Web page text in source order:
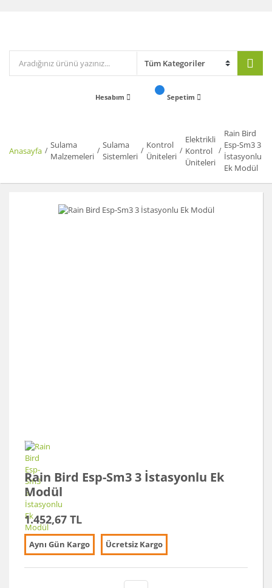
Hesabım Sepetim
Anasayfa
Sulama
Malzemeleri
Sulama
Sistemleri
Kontrol
Üniteleri
Elektrikli
Kontrol
Üniteleri
Rain Bird
Esp-Sm3 3
İstasyonlu
Ek Modül
Rain Bird Esp-Sm3 3 İstasyonlu Ek
Modül
1.452,67 TL
Aynı Gün Kargo Ücretsiz Kargo